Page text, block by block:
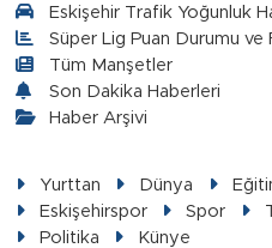
Eskişehir Trafik Yoğunluk
Süper Lig Puan Durumu ve
Tüm Manşetler
Son Dakika Haberleri
Haber Arşivi
Yurttan Dünya
Eskişehirspor
Spor
Politika
Künye